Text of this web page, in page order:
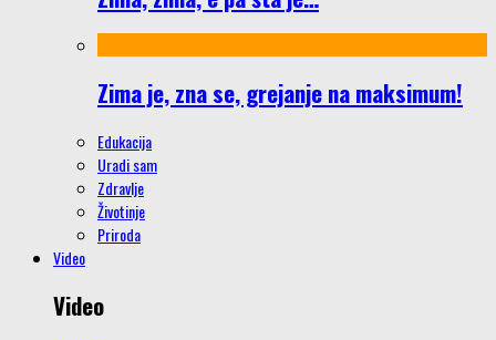
Zima je, zna se, grejanje na maksimum!
Edukacija
Uradi sam
Zdravlje
Životinje
Priroda
Video
Video